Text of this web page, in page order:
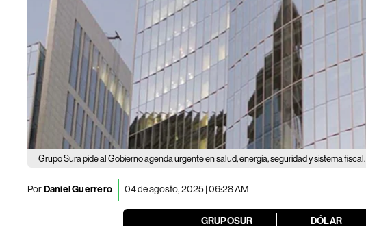
Grupo Sura pide al Gobierno agenda urgente en salud, energía, seguridad y sistema fiscal.
PorDaniel Guerrero 04 de agosto, 2025 | 06:28 AM
GRUPOSUR DÓLAR